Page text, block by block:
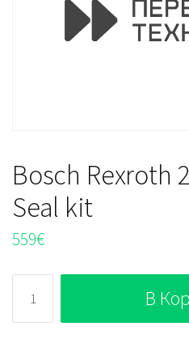
Bosch Rexroth
Seal kit
559€
Bosch
Rexroth
В